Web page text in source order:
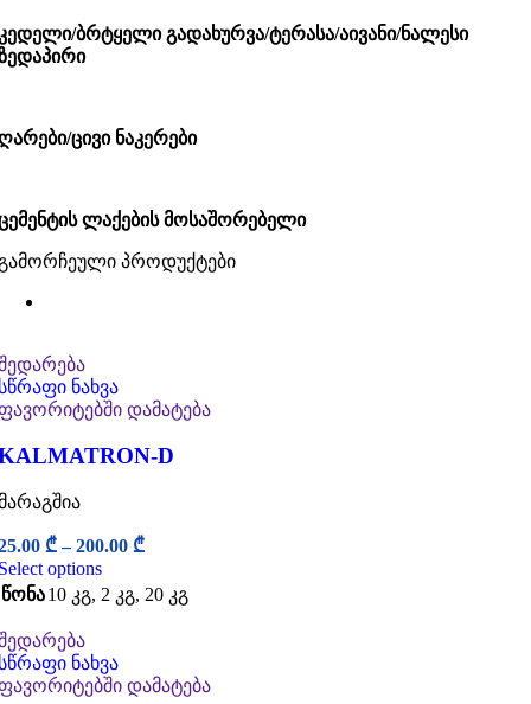
ბრტყელი გადახურვა/ტერასა/აივანი/ნალესი
ცივი ნაკერები
ლაქების მოსაშორებელი
პროდუქტები
ნახვა
დამატება
D
₾–200.00 ₾
options
წონა10 კგ, 2 კგ, 20 კგ
ნახვა
დამატება